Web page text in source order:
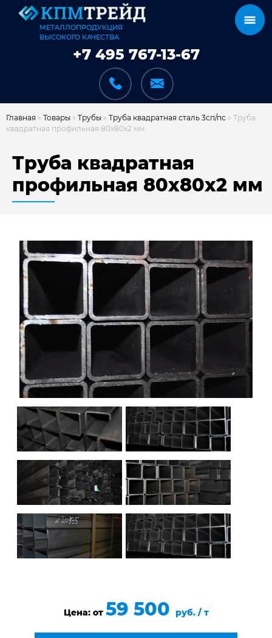
МЕТАЛЛОПРОДУКЦИЯ
ВЫСОКОГО КАЧЕСТВА
+7 495 767-13-67
КАК МЫ РАБОТАЕМ
ДОСТАВКА И ОПЛАТА
НАШИ ОБЪЕКТЫ
ОТЗЫВЫ
О НАС
БЛОГ
КОНТАКТЫ
Главная » Товары » Трубы » Труба квадратная сталь 3сп/пс » Труба
квадратная профильная 80х80х2 мм
Труба квадратная
профильная 80х80х2 мм
Цена: от 59 500 руб. / т